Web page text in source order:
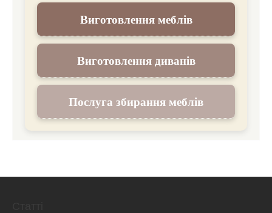
Виготовлення меблів
Виготовлення диванів
Послуга збирання меблів